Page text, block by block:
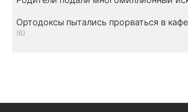
Ортодоксы пытались прорваться в
(6)